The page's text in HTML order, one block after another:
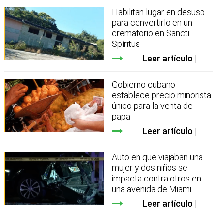
Habilitan lugar en desuso
para convertirlo en un
crematorio en Sancti
Spíritus
Leer artículo
Gobierno cubano
establece precio minorista
único para la venta de
papa
Leer artículo
Auto en que viajaban una
mujer y dos niños se
impacta contra otros en
una avenida de Miami
Leer artículo